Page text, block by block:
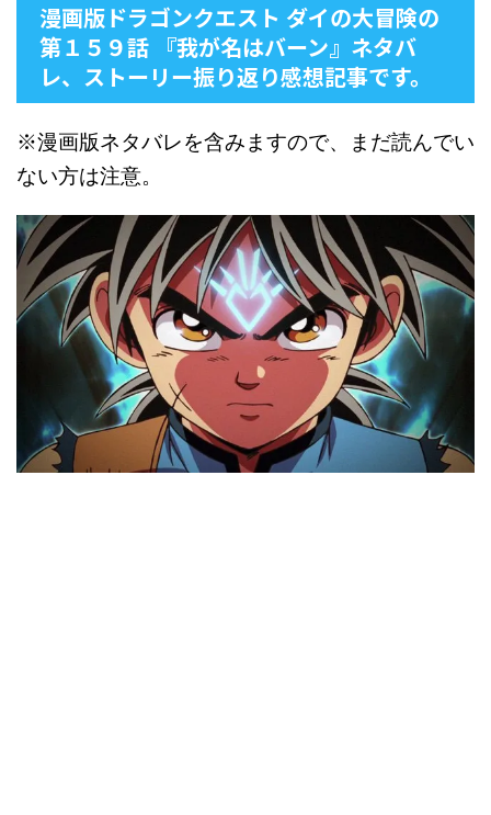
漫画版ドラゴンクエスト ダイの大冒険の
第１５９話 『我が名はバーン』ネタバ
レ、ストーリー振り返り感想記事です。
※漫画版ネタバレを含みますので、まだ読んでい
ない方は注意。